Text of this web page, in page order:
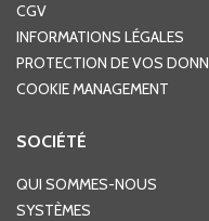
CGV
INFORMATIONS LÉGALES
PROTECTION DE VOS
COOKIE MANAGEMENT
SOCIÉTÉ
QUI SOMMES-NOUS
SYSTÈMES